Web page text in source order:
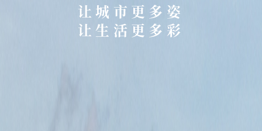
让城市更多姿
让生活更多彩